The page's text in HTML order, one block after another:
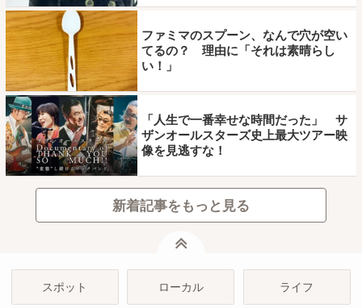
ファミマのスプーン、なんで穴が空い
てるの？ 理由に「それは素晴らし
い！」
「人生で一番幸せな時間だった」 サ
ザンオールスターズ史上最大ツアー映
像を見逃すな！
新着記事をもっと見る
スポット ローカル ライフ